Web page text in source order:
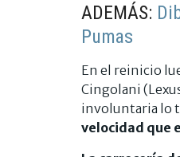
ADEMÁS:
Pumas
En el reinicio
Cingolani
involuntaria lo
velocidad que